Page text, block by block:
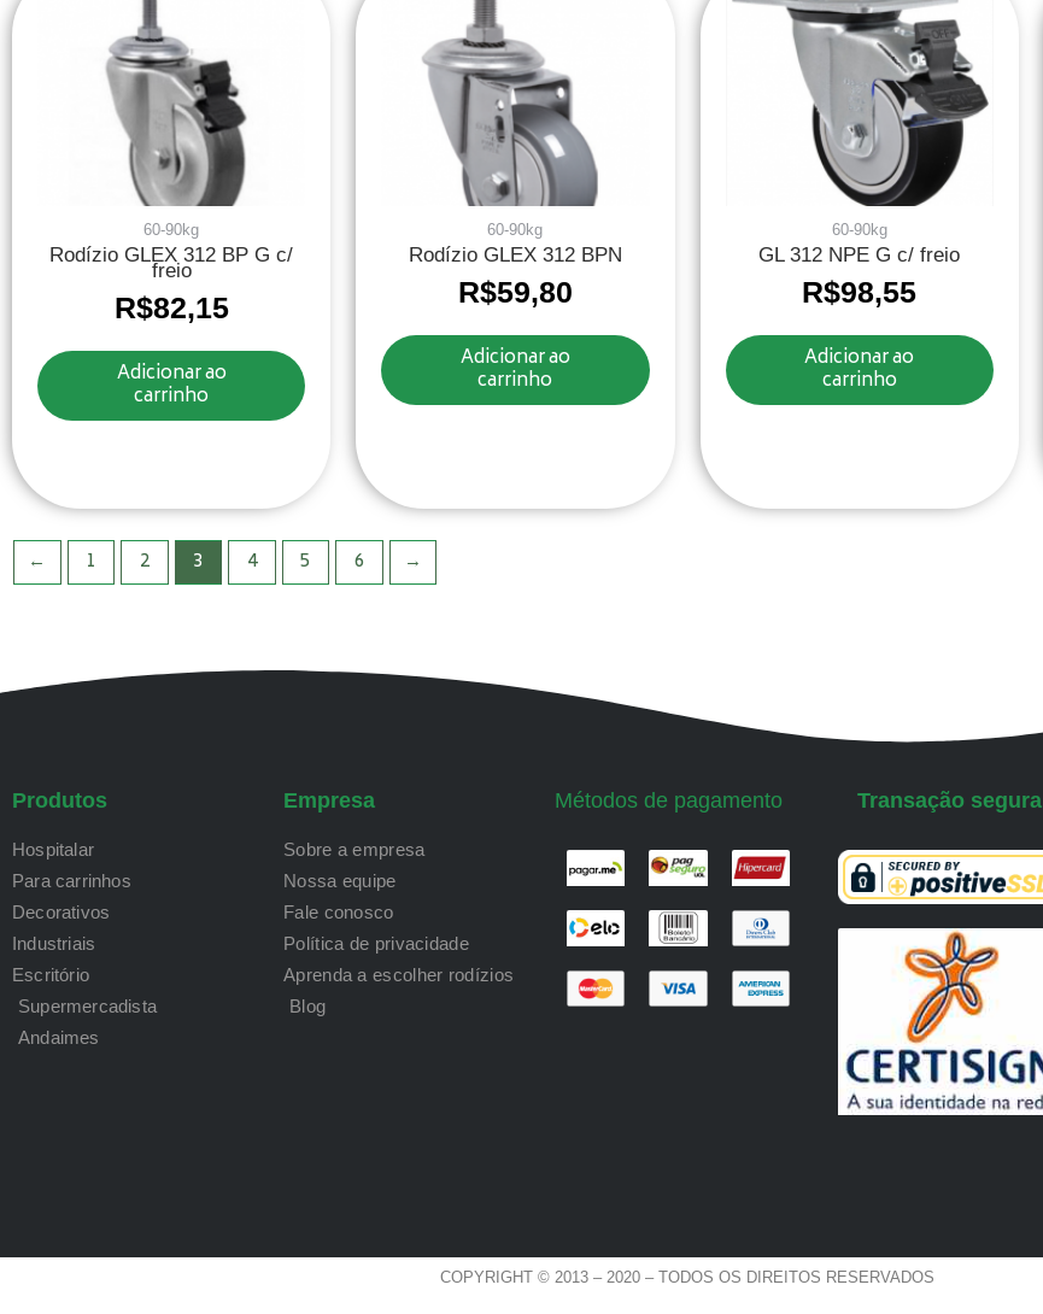
60-90kg
Rodízio GLEX 312 BP G c/
freio
R$82,15
Adicionar ao
carrinho
60-90kg
Rodízio GLEX 312 BPN
R$59,80
Adicionar ao
carrinho
60-90kg
GL 312 NPE G c/ freio
R$98,55
Adicionar ao
carrinho
← 1 2 3 4 5 6 →
Produtos
Hospitalar
Para carrinhos
Decorativos
Industriais
Escritório
Supermercadista
Andaimes
Empresa
Sobre a empresa
Nossa equipe
Fale conosco
Política de privacidade
Aprenda a escolher rodízios
Blog
Métodos de pagamento Transação segura
COPYRIGHT © 2013 – 2020 – TODOS OS DIREITOS RESERVADOS